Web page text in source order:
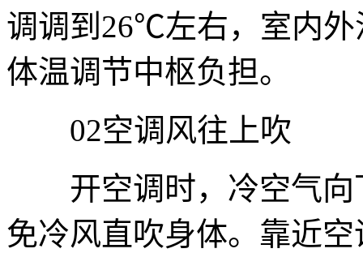
调调到26℃左右，室内
体温调节中枢负担。
02空调风往上吹
开空调时，冷空气向
免冷风直吹身体。靠近